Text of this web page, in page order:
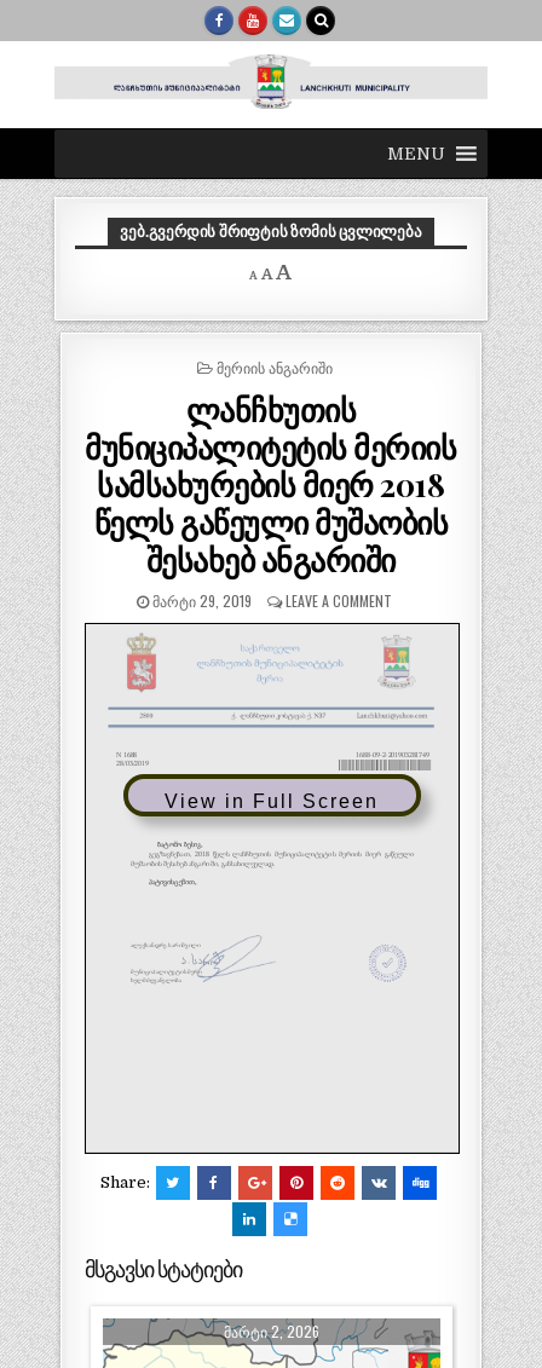
MENU
ᲕᲔᲑ.ᲒᲕᲔᲠᲓᲘᲡ ᲨᲠᲘᲤᲢᲘᲡ ᲖᲝᲛᲘᲡ ᲪᲕᲚᲘᲚᲔᲑᲐ
A
Decrease
font
A Reset
A
size.
POSTED
ᲛᲔᲠᲘᲘᲡ ᲐᲜᲒᲐᲠᲘᲨᲘ
ლანჩხუთის
მუნიციპალიტეტის მერიის
სამსახურების მიერ 2018
წელს გაწეული მუშაობის
შესახებ ანგარიში
ᲛᲐᲠᲢᲘ 29, 2019 LEAVE A COMMENT
View in Full Screen
Share:
მსგავსი სტატიები
ᲛᲐᲠᲢᲘ 2, 2026